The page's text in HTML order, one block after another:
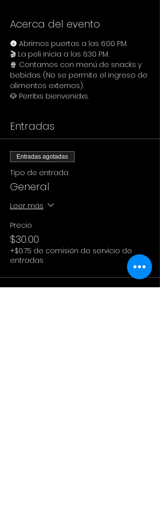
Acerca del evento
🌚 Abrimos puertas a las 6:00 P.M.
🎬 La peli inicia a las 6:30 P.M.
🍿 Contamos con menú de snacks y
bebidas. (No se permite el ingreso de
alimentos externos).
🐶 Perritxs bienvenidxs.
Entradas
Entradas agotadas
Tipo de entrada
General
Leer más
Precio
$30.00
+$0.75 de comisión de servicio de
entradas